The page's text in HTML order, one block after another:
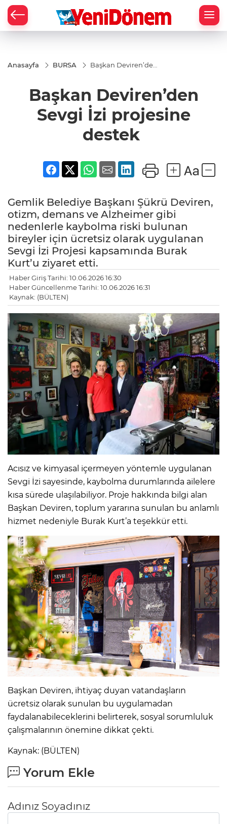
Anasayfa BURSA
Başkan Deviren’den
Başkan Deviren’den
Sevgi İzi projesine
destek
Gemlik Belediye Başkanı Şükrü Deviren,
otizm, demans ve Alzheimer gibi
nedenlerle kaybolma riski bulunan
bireyler için ücretsiz olarak uygulanan
Sevgi İzi Projesi kapsamında Burak
Kurt’u ziyaret etti.
Haber Giriş Tarihi: 10.06.2026 16:30
Haber Güncellenme Tarihi: 10.06.2026 16:31
Kaynak: (BÜLTEN)
Acısız ve kimyasal içermeyen yöntemle uygulanan
Sevgi İzi sayesinde, kaybolma durumlarında ailelere
kısa sürede ulaşılabiliyor. Proje hakkında bilgi alan
Başkan Deviren, toplum yararına sunulan bu anlamlı
hizmet nedeniyle Burak Kurt’a teşekkür etti.
Başkan Deviren, ihtiyaç duyan vatandaşların
ücretsiz olarak sunulan bu uygulamadan
faydalanabileceklerini belirterek, sosyal sorumluluk
çalışmalarının önemine dikkat çekti.
Kaynak: (BÜLTEN)
Yorum Ekle
Adınız Soyadınız